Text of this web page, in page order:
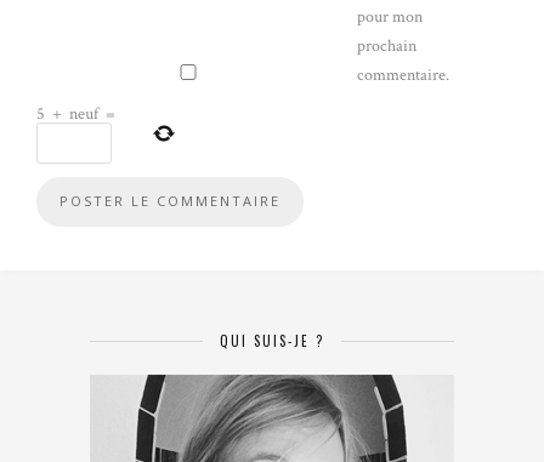
pour mon
prochain
commentaire.
5 + neuf =
QUI SUIS-JE ?